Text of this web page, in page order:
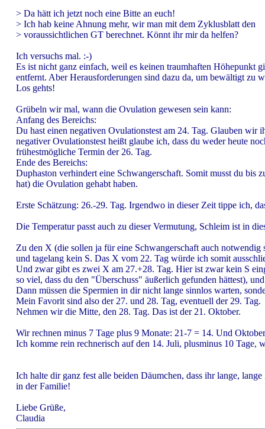
> Da hätt ich jetzt noch eine Bitte an euch!
> Ich hab keine Ahnung mehr, wir man mit dem Zyklusblatt den
> voraussichtlichen GT berechnet. Könnt ihr mir da helfen?
Ich versuchs mal. :-)
Es ist nicht ganz einfach, weil es keinen traumhaften Höhepunkt
entfernt. Aber Herausforderungen sind dazu da, um bewältigt zu
Los gehts!
Grübeln wir mal, wann die Ovulation gewesen sein kann:
Anfang des Bereichs:
Du hast einen negativen Ovulationstest am 24. Tag. Glauben
negativer Ovulationstest heißt glaube ich, dass du weder heute
frühestmögliche Termin der 26. Tag.
Ende des Bereichs:
Duphaston verhindert eine Schwangerschaft. Somit musst du bis
hat) die Ovulation gehabt haben.
Erste Schätzung: 26.-29. Tag. Irgendwo in dieser Zeit tippe ich,
Die Temperatur passt auch zu dieser Vermutung, Schleim ist in
Zu den X (die sollen ja für eine Schwangerschaft auch
und tagelang kein S. Das X vom 22. Tag würde ich somit
Und zwar gibt es zwei X am 27.+28. Tag. Hier ist zwar kein S
so viel, dass du den "Überschuss" äußerlich gefunden hättest),
Dann müssen die Spermien in dir nicht lange sinnlos warten,
Mein Favorit sind also der 27. und 28. Tag, eventuell der 29. Tag.
Nehmen wir die Mitte, den 28. Tag. Das ist der 21. Oktober.
Wir rechnen minus 7 Tage plus 9 Monate: 21-7 = 14. Und
Ich komme rein rechnerisch auf den 14. Juli, plusminus 10
Ich halte dir ganz fest alle beiden Däumchen, dass ihr lange,
in der Familie!
Liebe Grüße,
Claudia